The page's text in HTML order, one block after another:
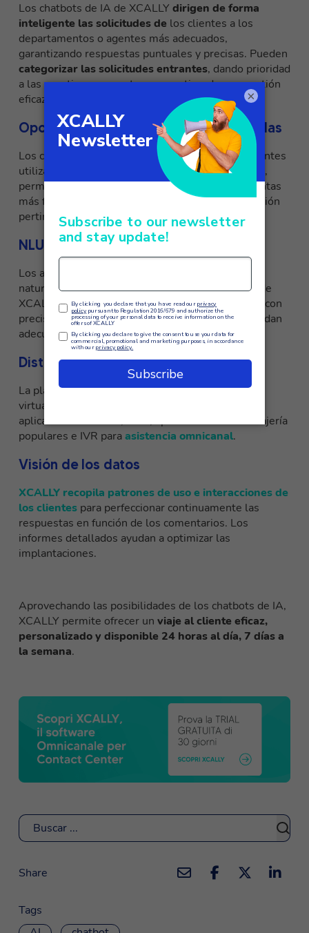
Los chatbots de IA de XCALLY dirigen de forma
inteligente las solicitudes de los clientes a los
departamentos o agentes más adecuados,
garantizando respuestas puntuales y precisas. Pueden
categorizar las solicitudes entrantes, dando prioridad
a las cuestiones urgentes y garantizando una gestión
eficaz de las solicitudes de los clientes.
Opciones de autoservicio personalizadas
Los chatbots de IA de XCALLY permiten a los clientes
utilizar
opciones de autoservicio personalizadas ,
permitiéndoles encontrar respuestas a las preguntas
más frecuentes y acceder fácilmente a la información
pertinente.
NLUs y NLGs robustos
Los avanzados NLU (comprensión del lenguaje
natural) y NLG (generación del lenguaje natural) de
XCALLY garantizan que los chatbots comprendan con
precisión las intenciones de los usuarios y respondan
adecuadamente en lenguaje humano.
Distribución omnicanal
La plataforma admite la distribución de agentes
virtuales a través de canales como el sitio web,
aplicaciones móviles, SMS, aplicaciones de mensajería
populares e IVR paraasistencia omnicanal.
Visión de los datos
XCALLY recopila patrones de uso e interacciones de
los clientes para perfeccionar continuamente las
respuestas en función de los comentarios. Los
informes detallados ayudan a optimizar las
implantaciones.
Aprovechando las posibilidades de los chatbots de IA,
XCALLY permite ofrecer un viaje al cliente eficaz,
personalizado y disponible 24 horas al día, 7 días a
la semana.
Buscar
Share
Tags
×